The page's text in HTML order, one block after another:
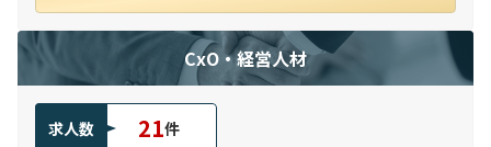
CxO・経営人材
求人数 21件